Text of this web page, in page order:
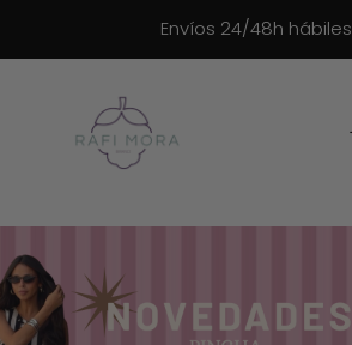
Envíos 24/48h hábiles